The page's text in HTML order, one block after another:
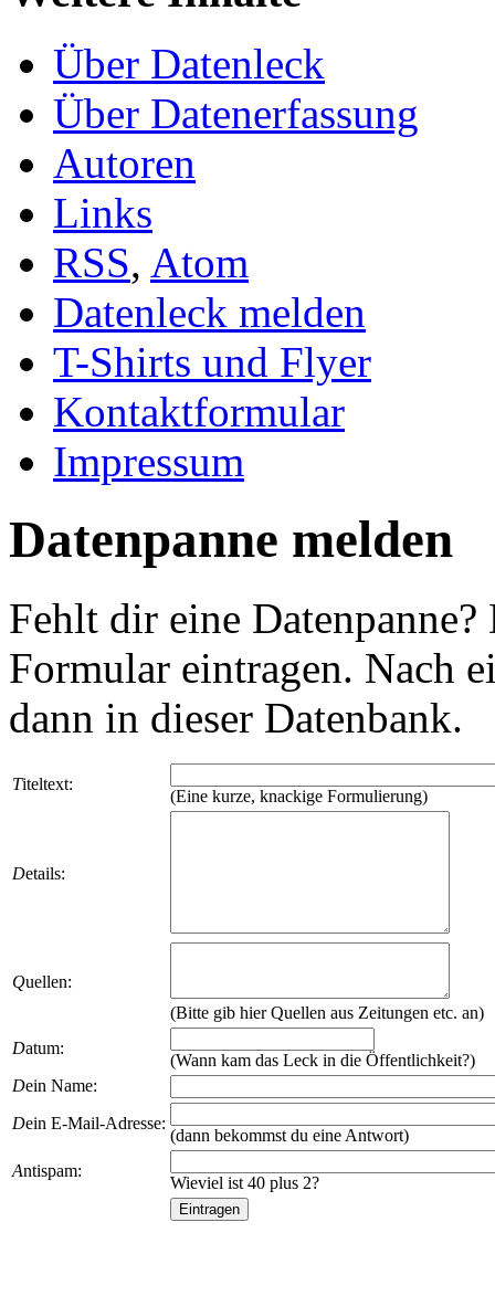
Über Datenleck
Über Datenerfassung
Autoren
Links
RSS, Atom
Datenleck melden
T-Shirts und Flyer
Kontaktformular
Impressum
Datenpanne melden
Fehlt dir eine
Formular eintragen. Nach
dann in dieser Datenbank.
Titeltext:
(Eine kurze, knackige Formulierung)
Details:
Quellen:
(Bitte gib hier Quellen aus Zeitungen etc. an)
Datum:
(Wann kam das Leck in die Öffentlichkeit?)
Dein Name:
Dein E-Mail-Adresse:
(dann bekommst du eine Antwort)
Antispam:
Wieviel ist 40 plus 2?